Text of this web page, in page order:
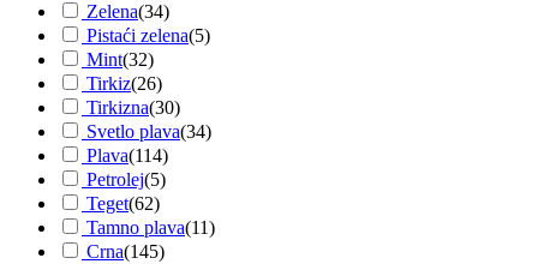
Zelena(34)
Pistaći zelena(5)
Mint(32)
Tirkiz(26)
Tirkizna(30)
Svetlo plava(34)
Plava(114)
Petrolej(5)
Teget(62)
Tamno plava(11)
Crna(145)